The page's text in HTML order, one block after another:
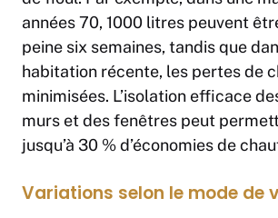
années 70, 1000 litres peuvent
peine six semaines, tandis que
habitation récente, les pertes de
minimisées. L’isolation efficace
murs et des fenêtres peut
jusqu’à 30 % d’économies de
Variations selon le mode de